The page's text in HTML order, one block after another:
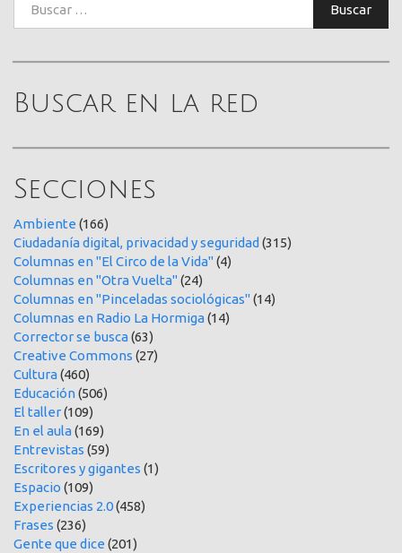
Buscar
Buscar en la red
Secciones
Ambiente (166)
Ciudadanía digital, privacidad y seguridad (315)
Columnas en "El Circo de la Vida"(4)
Columnas en "Otra Vuelta"(24)
Columnas en "Pinceladas sociológicas"(14)
Columnas en Radio La Hormiga(14)
Corrector se busca(63)
Creative Commons (27)
Cultura(460)
Educación(506)
El taller(109)
En el aula(169)
Entrevistas (59)
Escritores y gigantes (1)
Espacio (109)
Experiencias 2.0(458)
Frases (236)
Gente que dice (201)